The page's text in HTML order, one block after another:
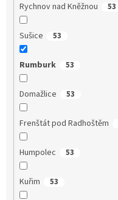
Rychnov nad Kněžnou 53
Sušice 53
Rumburk 53
Domažlice 53
Frenštát pod Radhoštěm
Humpolec 53
Kuřim 53